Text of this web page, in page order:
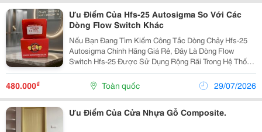
Ưu Điểm Của Hfs-25 Autosigma So Với Các
Dòng Flow Switch Khác
Nếu Bạn Đang Tìm Kiếm Công Tắc Dòng Chảy Hfs-25
Autosigma Chính Hãng Giá Rẻ, Đây Là Dòng Flow
Switch Hfs-25 Được Sử Dụng Rộng Rãi Trong Hệ Thống
Pccc, Hvac, Chiller, Cấp Thoát Nước, Máy Bơm Và Dây
Chuyền Công Nghiệp. Sản Phẩm Có Độ Bền Cao, Hoạt
Động...
480.000₫ Toàn quốc 29/07/2026
Ưu Điểm Của Cửa Nhựa Gỗ Composite.